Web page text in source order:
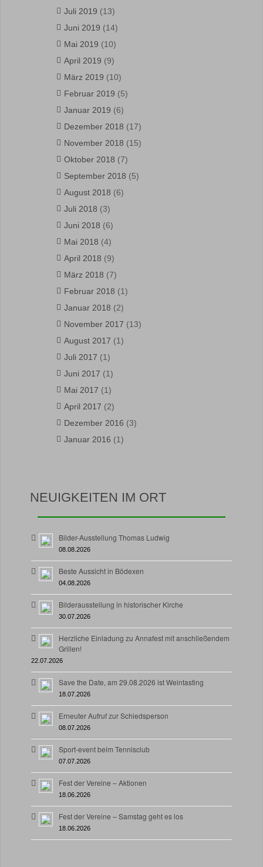
Juli 2019 (13)
Juni 2019 (14)
Mai 2019 (10)
April 2019 (9)
März 2019 (10)
Februar 2019 (5)
Januar 2019 (6)
Dezember 2018 (17)
November 2018 (15)
Oktober 2018 (7)
September 2018 (5)
August 2018 (6)
Juli 2018 (3)
Juni 2018 (6)
Mai 2018 (4)
April 2018 (9)
März 2018 (7)
Februar 2018 (1)
Januar 2018 (2)
November 2017 (13)
August 2017 (1)
Juli 2017 (1)
Juni 2017 (1)
Mai 2017 (1)
April 2017 (2)
Dezember 2016 (3)
Januar 2016 (1)
NEUIGKEITEN IM ORT
Bilder-Ausstellung Thomas Ludwig
08.08.2026
Beste Aussicht in Bödexen
04.08.2026
Bilderausstellung in historischer Kirche
30.07.2026
Herzliche Einladung zu Annafest mit anschließendem
Grillen!
22.07.2026
Save the Date, am 29.08.2026 ist Weintasting
18.07.2026
Erneuter Aufruf zur Schiedsperson
08.07.2026
Sport-event beim Tennisclub
07.07.2026
Fest der Vereine – Aktionen
18.06.2026
Fest der Vereine – Samstag geht es los
18.06.2026